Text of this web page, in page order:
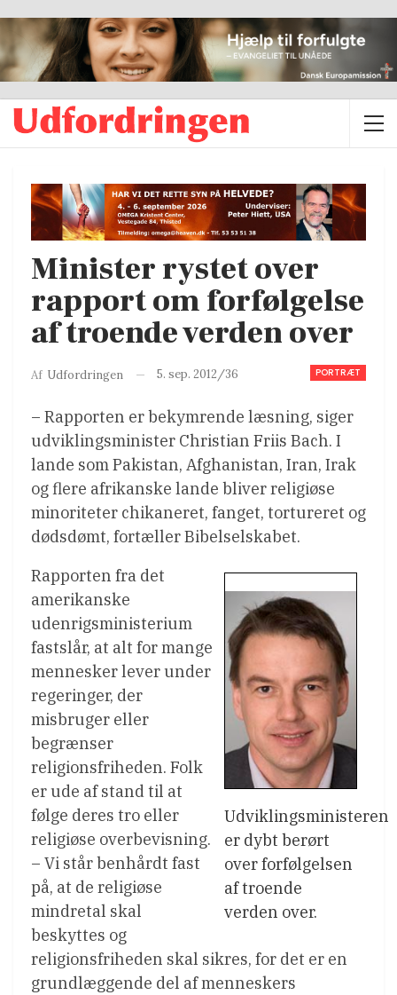
Minister rystet over
rapport om forfølgelse
af troende verden over
PORTRÆT
Af Udfordringen 5. sep. 2012/36
– Rapporten er bekymrende læsning, siger
udviklingsminister Christian Friis Bach. I
lande som Pakistan, Afghanistan, Iran, Irak
og flere afrikanske lande bliver religiøse
minoriteter chikaneret, fanget, tortureret og
dødsdømt, fortæller Bibelselskabet.
Udviklingsministeren
er dybt berørt
over forfølgelsen
af troende
verden over.
Rapporten fra det
amerikanske
udenrigsministerium
fastslår, at alt for mange
mennesker lever under
regeringer, der
misbruger eller
begrænser
religionsfriheden. Folk
er ude af stand til at
følge deres tro eller
religiøse overbevisning.
– Vi står benhårdt fast
på, at de religiøse
mindretal skal
beskyttes og
religionsfriheden skal sikres, for det er en
grundlæggende del af menneskers